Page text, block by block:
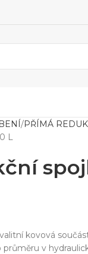
PŘÍMÁ
L
kovová
v